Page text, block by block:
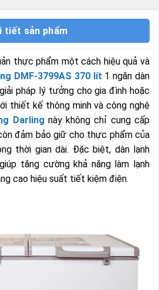
tiết sản phẩm
thực phẩm một cách hiệu quả và
DMF-3799AS 370 lít 1 ngăn dàn
pháp lý tưởng cho gia đình hoặc
thiết kế thông minh và công nghệ
Darling này không chỉ cung cấp
đảm bảo giữ cho thực phẩm của
thời gian dài. Đặc biệt, dàn lạnh
tăng cường khả năng làm lạnh
cao hiệu suất tiết kiệm điện.